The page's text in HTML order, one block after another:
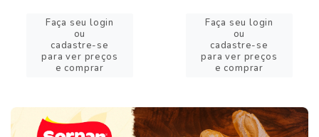
Faça seu login
ou
cadastre-se
para ver preços
e comprar
Faça seu login
ou
cadastre-se
para ver preços
e comprar